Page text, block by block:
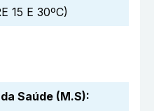
15 E 30ºC)
Saúde (M.S):